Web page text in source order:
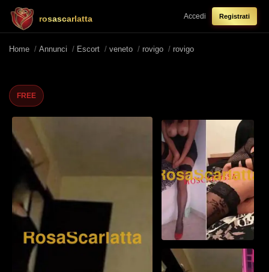
rosascarlatta Accedi Registrati
Home / Annunci / Escort / veneto / rovigo / rovigo
FREE